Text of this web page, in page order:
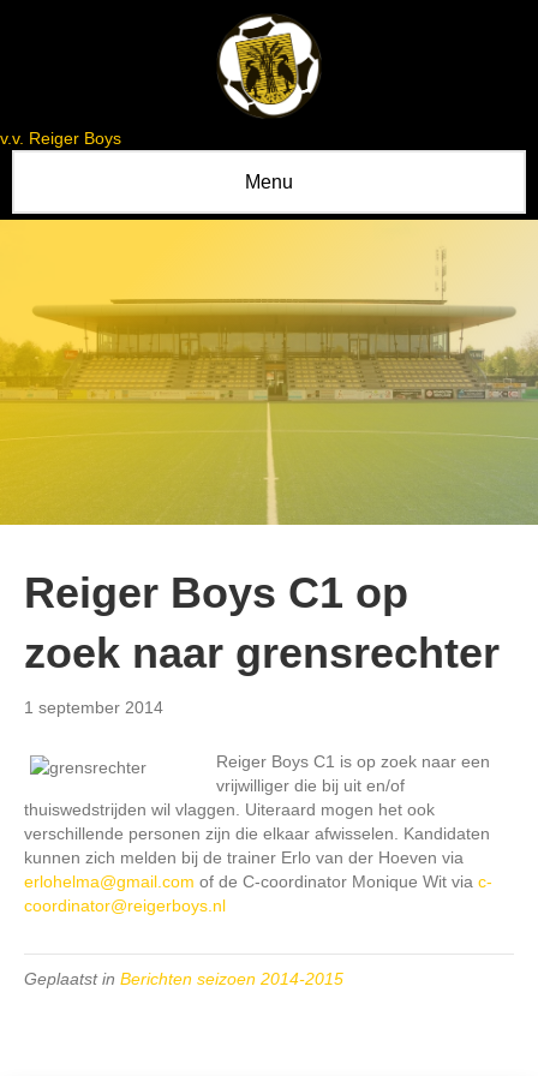
v.v. Reiger Boys
Menu
Reiger Boys C1 op
zoek naar grensrechter
1 september 2014
Reiger Boys C1 is op zoek naar een
vrijwilliger die bij uit en/of
thuiswedstrijden wil vlaggen. Uiteraard mogen het ook
verschillende personen zijn die elkaar afwisselen. Kandidaten
kunnen zich melden bij de trainer Erlo van der Hoeven via
erlohelma@gmail.com of de C-coordinator Monique Wit via c-
coordinator@reigerboys.nl
Geplaatst in Berichten seizoen 2014-2015